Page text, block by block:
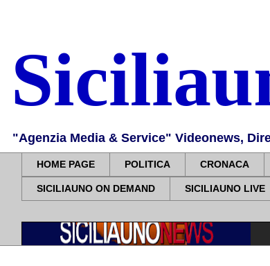
"Agenzia Media & Service" Videonews,
HOME PAGE POLITICA CRONACA
SICILIAUNO ON DEMAND SICILIAUNO LIVE